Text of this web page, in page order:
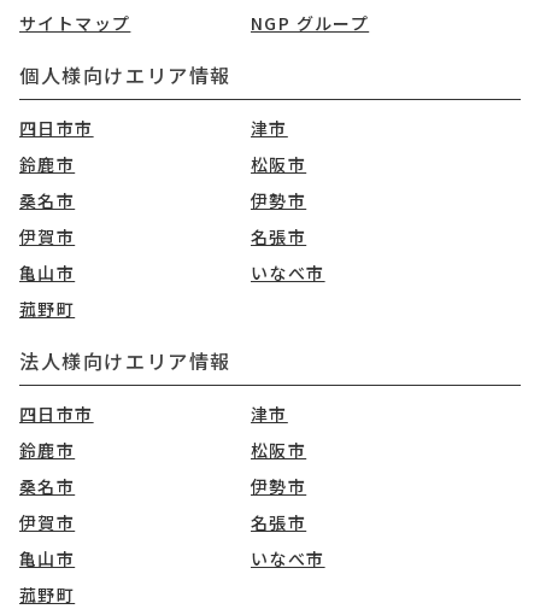
サイトマップ
NGP グループ
個人様向けエリア情報
四日市市
津市
鈴鹿市
松阪市
桑名市
伊勢市
伊賀市
名張市
亀山市
いなべ市
菰野町
法人様向けエリア情報
四日市市
津市
鈴鹿市
松阪市
桑名市
伊勢市
伊賀市
名張市
亀山市
いなべ市
菰野町